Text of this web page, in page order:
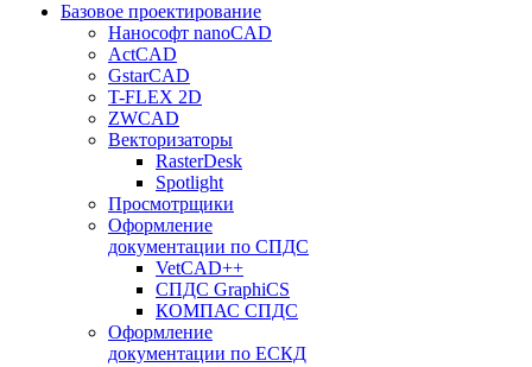
Базовое проектирование
Нанософт nanoCAD
ActCAD
GstarCAD
T-FLEX 2D
ZWCAD
Векторизаторы
RasterDesk
Spotlight
Просмотрщики
Оформление
документации по СПДС
VetCAD++
СПДС GraphiCS
КОМПАС СПДС
Оформление
документации по ЕСКД